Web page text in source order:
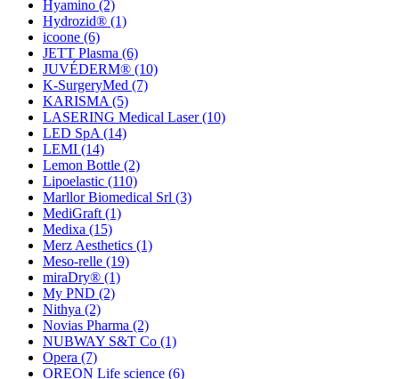
Hyamino (2)
Hydrozid® (1)
icoone (6)
JETT Plasma (6)
JUVÉDERM® (10)
K-SurgeryMed (7)
KARISMA (5)
LASERING Medical Laser(10)
LED SpA (14)
LEMI (14)
Lemon Bottle (2)
Lipoelastic (110)
Marllor Biomedical Srl (3)
MediGraft (1)
Medixa (15)
Merz Aesthetics (1)
Meso-relle (19)
miraDry® (1)
My PND (2)
Nithya (2)
Novias Pharma (2)
NUBWAY S&T Co (1)
Opera (7)
OREON Life science (6)